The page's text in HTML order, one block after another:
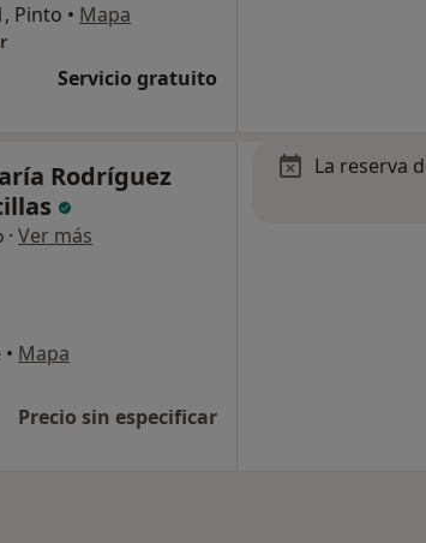
Pinto • Mapa
Servicio gratuito
Rodríguez
· Ver más
• Mapa
Precio sin especificar
La reserva